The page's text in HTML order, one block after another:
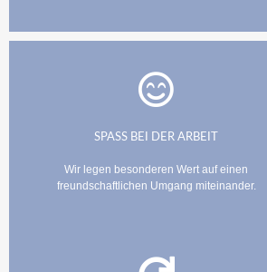
SPASS BEI DER ARBEIT
Wir legen besonderen Wert auf einen
freundschaftlichen Umgang miteinander.